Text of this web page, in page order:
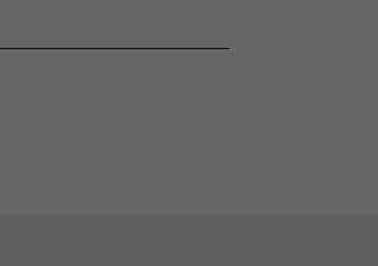
Grön